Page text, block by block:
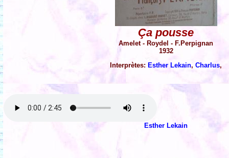
Ça pousse
Amelet - Roydel - F.Perpignan
1932
Interprètes:Esther Lekain,Charlus,
Esther Lekain